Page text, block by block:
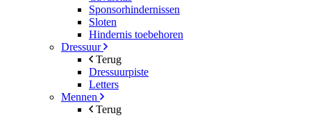
Sponsorhindernissen
Sloten
Hindernis toebehoren
Dressuur
Terug
Dressuurpiste
Letters
Mennen
Terug